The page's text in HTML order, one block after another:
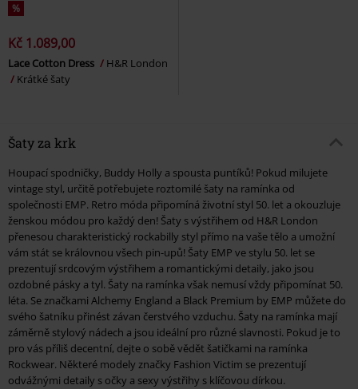
%
Kč 1.089,00
Lace Cotton Dress
H&R London
Krátké šaty
Šaty za krk
Houpací spodničky, Buddy Holly a spousta puntíků! Pokud milujete
vintage styl, určitě potřebujete roztomilé šaty na ramínka od
společnosti EMP. Retro móda připomíná životní styl 50. let a okouzluje
ženskou módou pro každý den! Šaty s výstřihem od H&R London
přenesou charakteristický rockabilly styl přímo na vaše tělo a umožní
vám stát se královnou všech pin-upů! Šaty EMP ve stylu 50. let se
prezentují srdcovým výstřihem a romantickými detaily, jako jsou
ozdobné pásky a tyl. Šaty na ramínka však nemusí vždy připomínat 50.
léta. Se značkami Alchemy England a Black Premium by EMP můžete do
svého šatníku přinést závan čerstvého vzduchu. Šaty na ramínka mají
záměrně stylový nádech a jsou ideální pro různé slavnosti. Pokud je to
pro vás příliš decentní, dejte o sobě vědět šatičkami na ramínka
Rockwear. Některé modely značky Fashion Victim se prezentují
odvážnými detaily s očky a sexy výstřihy s klíčovou dírkou.